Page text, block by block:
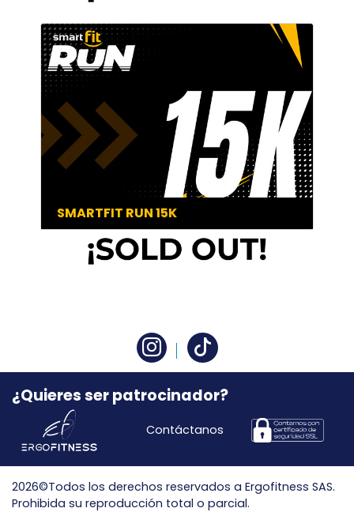
SMARTFIT RUN 15K
¿Quieres ser patrocinador?
Contáctanos
2026©Todos los derechos reservados a Ergofitness SAS.
Prohibida su reproducción total o parcial.